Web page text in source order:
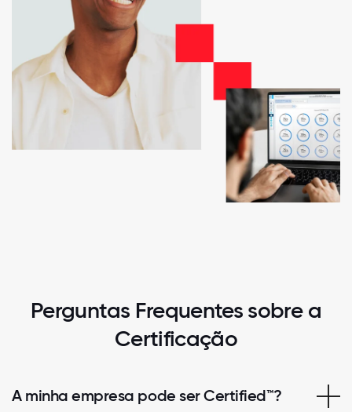
Perguntas Frequentes sobre a
Certificação
A minha empresa pode ser Certified™?